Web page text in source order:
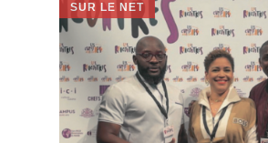
SUR LE NET